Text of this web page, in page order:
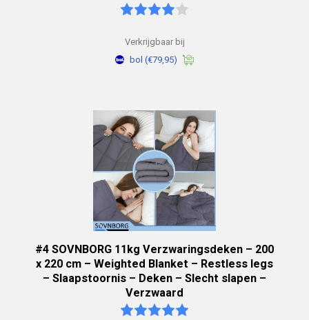
Verkrijgbaar bij
bol (€79,95)
#4 SOVNBORG 11kg Verzwaringsdeken – 200
x 220 cm – Weighted Blanket – Restless legs
– Slaapstoornis – Deken – Slecht slapen –
Verzwaard